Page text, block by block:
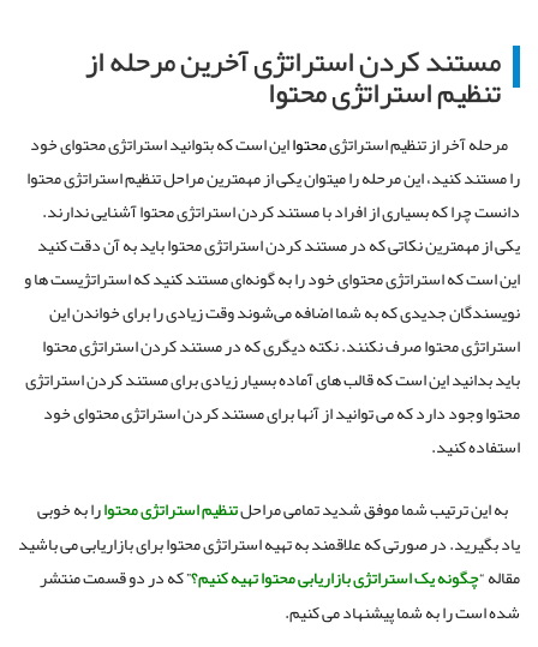
مستند کردن استراتژی آخرین مرحله از
تنظیم استراتژی محتوا
مرحله آخر از تنظیم استراتژیمحتوااین است که بتوانید استراتژی محتوای خود
را مستند کنید، این مرحله را میتوان یکی از مهمترین مراحل تنظیم استراتژی محتوا
دانست چرا که بسیاری از افراد با مستند کردن استراتژی محتوا آشنایی ندارند.
یکی از مهمترین نکاتی که در مستند کردن استراتژی محتوا باید به آن دقت کنید
این است که استراتژی محتوای خود را به گونه‌ای مستند کنید که استراتژیست ها و
نویسندگان جدیدی که به شما اضافه می‌شوند وقت زیادی را برای خواندن این
استراتژی محتوا صرف نکنند. نکته دیگری که در مستند کردن استراتژی محتوا
باید بدانید این است که قالب های آماده بسیار زیادی برای مستند کردن استراتژی
محتوا وجود دارد که می توانید از آنها برای مستند کردن استراتژی محتوای خود
استفاده کنید.
به این ترتیب شما موفق شدید تمامی مراحلتنظیم استراتژی محتوارا به خوبی
یاد بگیرید. در صورتی که علاقمند به تهیه استراتژی محتوا برای بازاریابی می باشید
مقاله “چگونه یک استراتژی بازاریابی محتوا تهیه کنیم؟” که در دو قسمت منتشر
شده است را به شما پیشنهاد می کنیم.